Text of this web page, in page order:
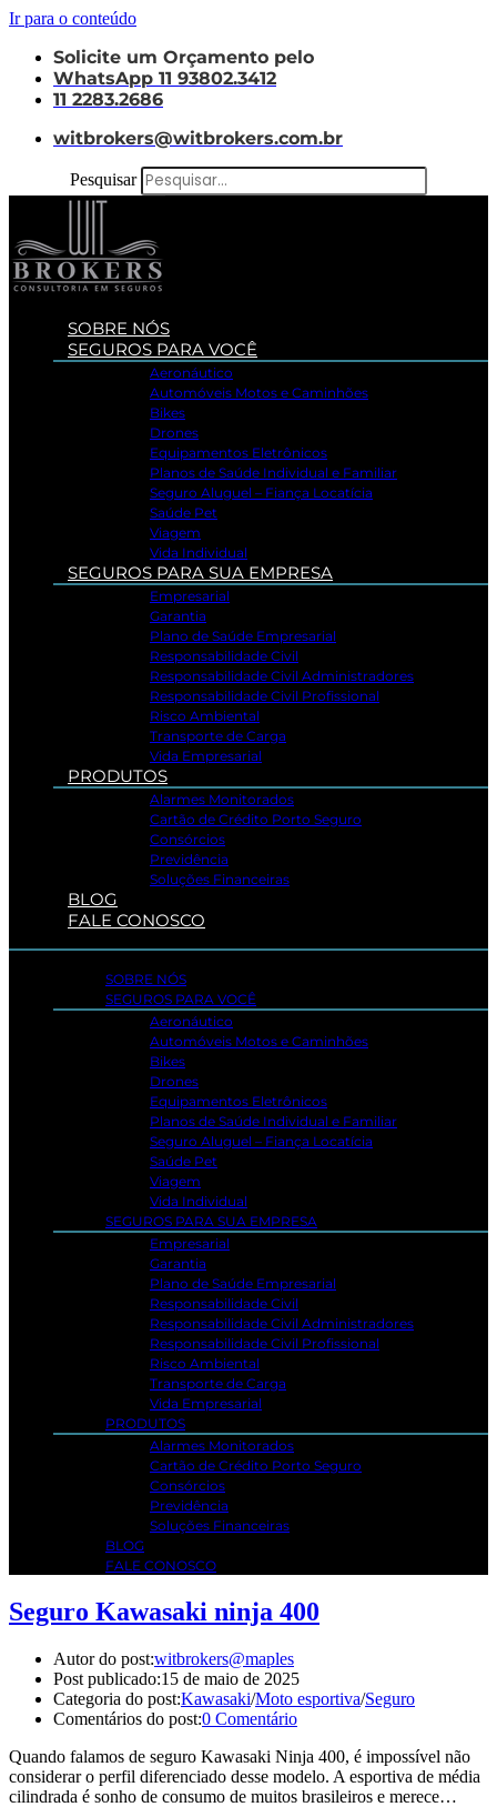
Ir para o conteúdo
Solicite um Orçamento pelo
WhatsApp 11 93802.3412
11 2283.2686
witbrokers@witbrokers.com.br
Pesquisar
SOBRE NÓS
SEGUROS PARA VOCÊ
Aeronáutico
Automóveis Motos e Caminhões
Bikes
Drones
Equipamentos Eletrônicos
Planos de Saúde Individual e Familiar
Seguro Aluguel – Fiança Locatícia
Saúde Pet
Viagem
Vida Individual
SEGUROS PARA SUA EMPRESA
Empresarial
Garantia
Plano de Saúde Empresarial
Responsabilidade Civil
Responsabilidade Civil Administradores
Responsabilidade Civil Profissional
Risco Ambiental
Transporte de Carga
Vida Empresarial
PRODUTOS
Alarmes Monitorados
Cartão de Crédito Porto Seguro
Consórcios
Previdência
Soluções Financeiras
BLOG
FALE CONOSCO
SOBRE NÓS
SEGUROS PARA VOCÊ
Aeronáutico
Automóveis Motos e Caminhões
Bikes
Drones
Equipamentos Eletrônicos
Planos de Saúde Individual e Familiar
Seguro Aluguel – Fiança Locatícia
Saúde Pet
Viagem
Vida Individual
SEGUROS PARA SUA EMPRESA
Empresarial
Garantia
Plano de Saúde Empresarial
Responsabilidade Civil
Responsabilidade Civil Administradores
Responsabilidade Civil Profissional
Risco Ambiental
Transporte de Carga
Vida Empresarial
PRODUTOS
Alarmes Monitorados
Cartão de Crédito Porto Seguro
Consórcios
Previdência
Soluções Financeiras
BLOG
FALE CONOSCO
Seguro Kawasaki ninja 400
Autor do post:witbrokers@maples
Post publicado:15 de maio de 2025
Categoria do post:Kawasaki/Moto esportiva/Seguro
Comentários do post:0 Comentário
Quando falamos de seguro Kawasaki Ninja 400, é impossível não
considerar o perfil diferenciado desse modelo. A esportiva de média
cilindrada é sonho de consumo de muitos brasileiros e merece…